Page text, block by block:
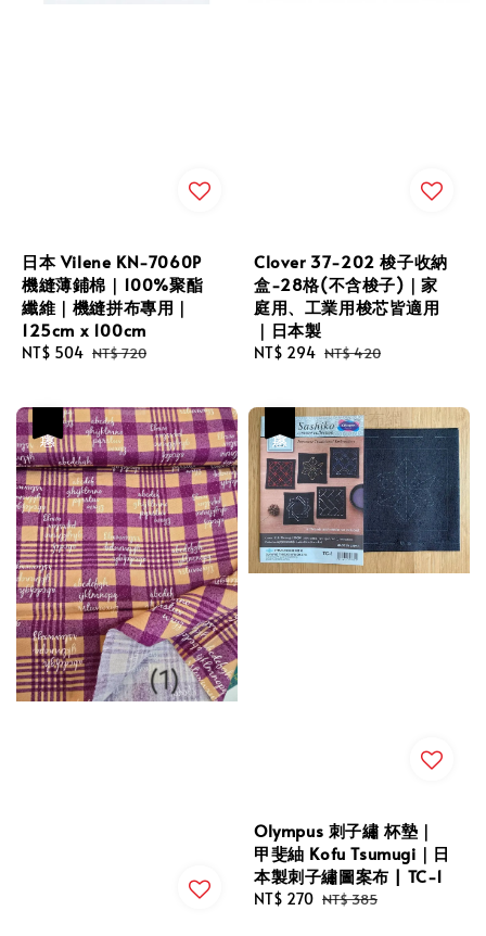
日本 Vilene KN-7060P
機縫薄鋪棉｜100%聚酯
纖維｜機縫拼布專用｜
125cm x 100cm
Sale
NT$ 504 Regular
NT$ 720
Clover 37-202 梭子收納
盒-28格(不含梭子)｜家
庭用、工業用梭芯皆適用
｜日本製
Sale
NT$ 294 Regular
NT$ 420
Olympus 刺子繡 杯墊｜
甲斐紬 Kofu Tsumugi｜日
本製刺子繡圖案布 | TC-1
Sale
NT$ 270 Regular
NT$ 385